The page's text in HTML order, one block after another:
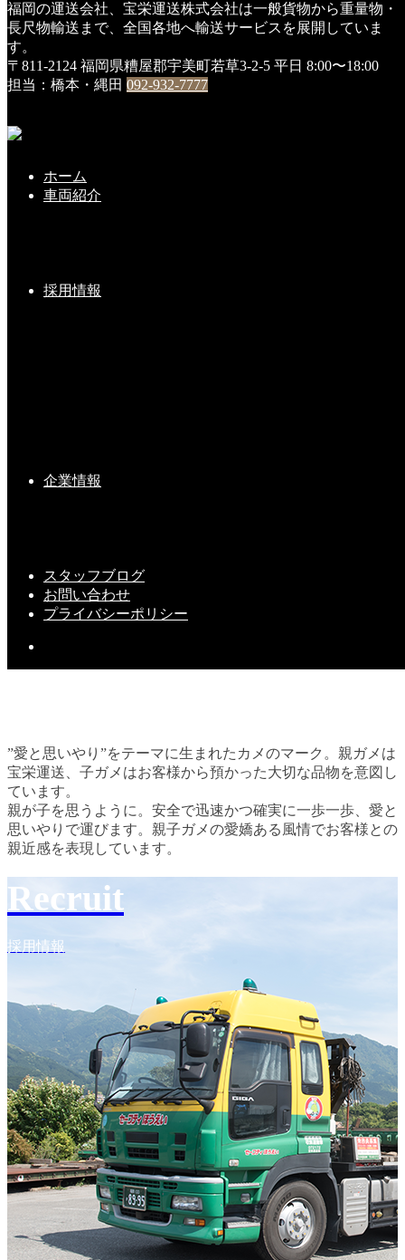
福岡の運送会社、宝栄運送株式会社は一般貨物から重量物・
長尺物輸送まで、全国各地へ輸送サービスを展開していま
す。
〒811-2124 福岡県糟屋郡宇美町若草3-2-5 平日 8:00〜18:00
担当：橋本・縄田 092-932-7777
ホーム
車両紹介
採用情報
企業情報
スタッフブログ
お問い合わせ
プライバシーポリシー
HOME
DSC01681
DSC01681
こちらの記事もどうぞ
2020-09-25(Fri)
”愛と思いやり”をテーマに生まれたカメのマーク。親ガメは
宝栄運送、子ガメはお客様から預かった大切な品物を意図し
ています。
親が子を思うように。安全で迅速かつ確実に一歩一歩、愛と
思いやりで運びます。親子ガメの愛嬌ある風情でお客様との
親近感を表現しています。
Recruit
採用情報